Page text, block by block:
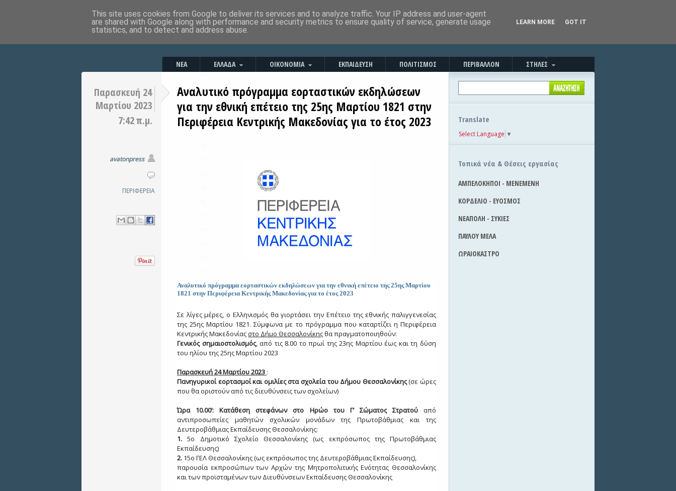
ΝΕΑ ΕΛΛΑΔΑ ΟΙΚΟΝΟΜΙΑ ΕΚΠΑΙΔΕΥΣΗ ΠΟΛΙΤΙΣΜΟΣ ΠΕΡΙΒΑΛΛΟΝ ΣΤΗΛΕΣ
Παρασκευή 24
Μαρτίου 2023
7:42 π.μ.
avatonpress
ΠΕΡΙΦΕΡΕΙΑ
Αναλυτικό πρόγραμμα εορταστικών εκδηλώσεων
για την εθνική επέτειο της 25ης Μαρτίου 1821 στην
Περιφέρεια Κεντρικής Μακεδονίας για το έτος 2023
Αναλυτικό πρόγραμμα εορταστικών εκδηλώσεων για την εθνική επέτειο της 25ης Μαρτίου
1821 στην Περιφέρεια Κεντρικής Μακεδονίας για το έτος 2023
Σε λίγες μέρες, ο Ελληνισμός θα γιορτάσει την Επέτειο της εθνικής παλιγγενεσίας
της 25ης Μαρτίου 1821. Σύμφωνα με το πρόγραμμα που καταρτίζει η Περιφέρεια
Κεντρικής Μακεδονίαςστο Δήμο Θεσσαλονίκηςθα πραγματοποιηθούν:
Γενικός σημαιοστολισμός, από τις 8.00 το πρωί της 23ης Μαρτίου έως και τη δύση
του ηλίου της 25ης Μαρτίου 2023
Παρασκευή24 Μαρτίου 2023 :
Πανηγυρικοί εορτασμοί και ομιλίες στα σχολεία του Δήμου Θεσσαλονίκης(σε ώρες
που θα οριστούν από τις διευθύνσεις των σχολείων)
Ώρα 10.00’: Κατάθεση στεφάνων στο Ηρώο του Γ’ Σώματος Στρατούαπό
αντιπροσωπείες μαθητών σχολικών μονάδων της Πρωτοβάθμιας και της
Δευτεροβάθμιας Εκπαίδευσης Θεσσαλονίκης:
1. 5ο Δημοτικό Σχολείο Θεσσαλονίκης (ως εκπρόσωπος της Πρωτοβάθμιας
Εκπαίδευσης)
2. 15ο ΓΕΛ Θεσσαλονίκης (ως εκπρόσωπος της Δευτεροβάθμιας Εκπαίδευσης),
παρουσία εκπροσώπων των Αρχών της Μητροπολιτικής Ενότητας Θεσσαλονίκης
και των προϊσταμένων των Διευθύνσεων Εκπαίδευσης Θεσσαλονίκης
Translate
Select Language ▼
Τοπικά νέα & Θέσεις εργασίας
ΑΜΠΕΛΟΚΗΠΟΙ - ΜΕΝΕΜΕΝΗ
ΚΟΡΔΕΛΙΟ - ΕΥΟΣΜΟΣ
ΝΕΑΠΟΛΗ - ΣΥΚΙΕΣ
ΠΑΥΛΟΥ ΜΕΛΑ
ΩΡΑΙΟΚΑΣΤΡΟ
This site uses cookies from Google to deliver its services and to analyze traffic. Your IP address and user-agent
are shared with Google along with performance and security metrics to ensure quality of service, generate usage
statistics, and to detect and address abuse.
LEARN MORE GOT IT